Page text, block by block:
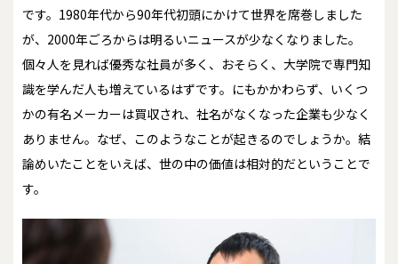
です。1980年代から90年代初頭にかけて世界を席巻しました
が、2000年ごろからは明るいニュースが少なくなりました。
個々人を見れば優秀な社員が多く、おそらく、大学院で専門知
識を学んだ人も増えているはずです。にもかかわらず、いくつ
かの有名メーカーは買収され、社名がなくなった企業も少なく
ありません。なぜ、このようなことが起きるのでしょうか。結
論めいたことをいえば、世の中の価値は相対的だということで
す。